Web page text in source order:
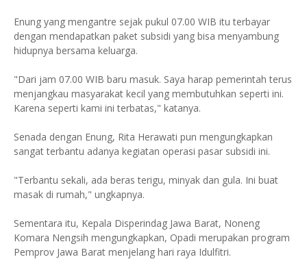
Enung yang mengantre sejak pukul 07.00 WIB itu terbayar
dengan mendapatkan paket subsidi yang bisa menyambung
hidupnya bersama keluarga.
"Dari jam 07.00 WIB baru masuk. Saya harap pemerintah terus
menjangkau masyarakat kecil yang membutuhkan seperti ini.
Karena seperti kami ini terbatas," katanya.
Senada dengan Enung, Rita Herawati pun mengungkapkan
sangat terbantu adanya kegiatan operasi pasar subsidi ini.
"Terbantu sekali, ada beras terigu, minyak dan gula. Ini buat
masak di rumah," ungkapnya.
Sementara itu, Kepala Disperindag Jawa Barat, Noneng
Komara Nengsih mengungkapkan, Opadi merupakan program
Pemprov Jawa Barat menjelang hari raya Idulfitri.